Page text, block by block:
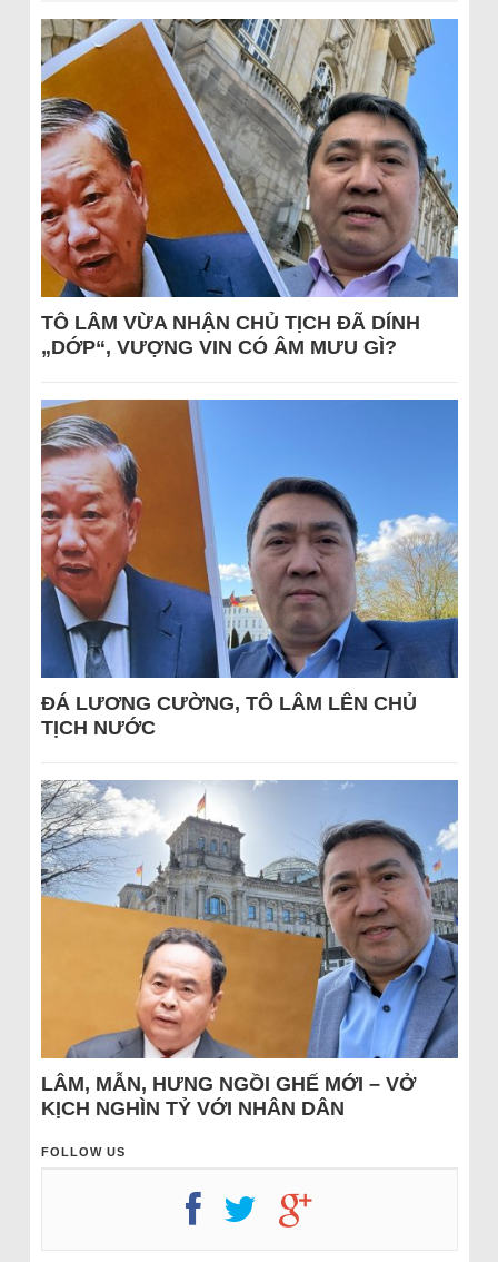
TÔ LÂM VỪA NHẬN CHỦ TỊCH ĐÃ DÍNH
„DỚP“, VƯỢNG VIN CÓ ÂM MƯU GÌ?
ĐÁ LƯƠNG CƯỜNG, TÔ LÂM LÊN CHỦ
TỊCH NƯỚC
LÂM, MẪN, HƯNG NGỒI GHẾ MỚI – VỞ
KỊCH NGHÌN TỶ VỚI NHÂN DÂN
FOLLOW US